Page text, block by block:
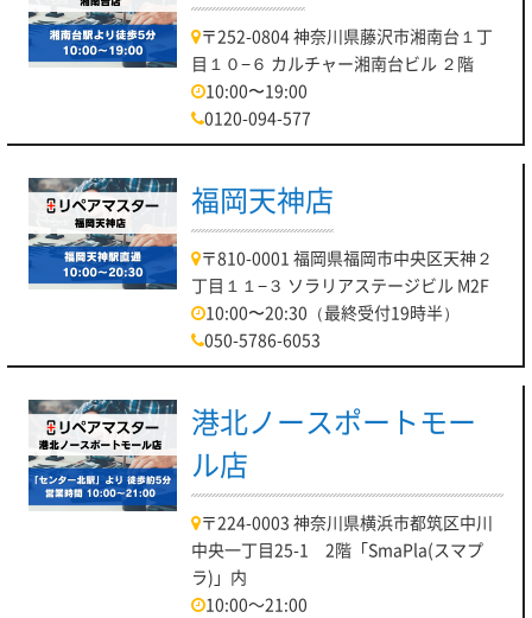
〒252-0804 神奈川県藤沢市湘南台１丁
目１０−６ カルチャー湘南台ビル ２階
10:00〜19:00
0120-094-577
福岡天神店
〒810-0001 福岡県福岡市中央区天神２
丁目１１−３ ソラリアステージビル M2F
10:00〜20:30（最終受付19時半）
050-5786-6053
港北ノースポートモー
ル店
〒224-0003 神奈川県横浜市都筑区中川
中央一丁目25-1 2階「SmaPla(スマプ
ラ)」内
10:00～21:00